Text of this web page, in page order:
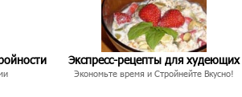
Экспресс-рецепты для худеющих
Экономьте время и Стройнейте Вкусно!